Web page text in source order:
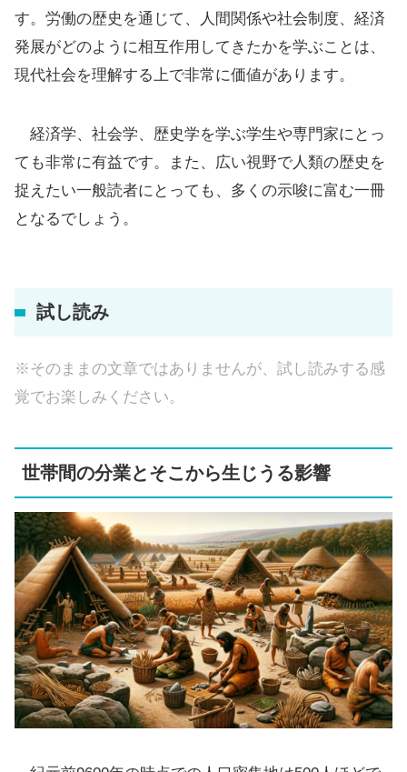
す。労働の歴史を通じて、人間関係や社会制度、経済
発展がどのように相互作用してきたかを学ぶことは、
現代社会を理解する上で非常に価値があります。
経済学、社会学、歴史学を学ぶ学生や専門家にとっ
ても非常に有益です。また、広い視野で人類の歴史を
捉えたい一般読者にとっても、多くの示唆に富む一冊
となるでしょう。
試し読み
※そのままの文章ではありませんが、試し読みする感
覚でお楽しみください。
世帯間の分業とそこから生じうる影響